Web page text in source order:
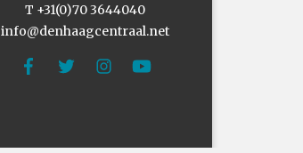
T +31(0)70 3644040
info@denhaagcentraal.net